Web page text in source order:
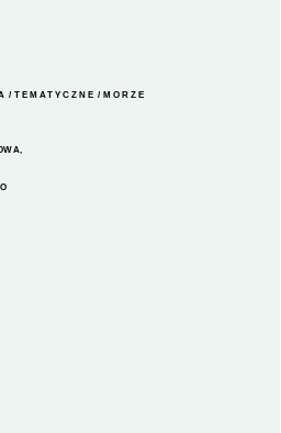
,
/TEMATYCZNE / MORZE